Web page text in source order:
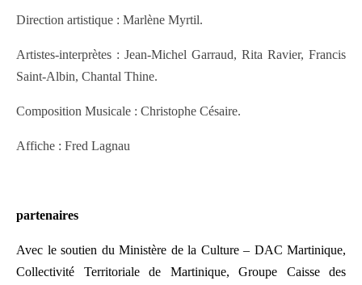
Direction artistique : Marlène Myrtil.
Artistes-interprètes : Jean-Michel Garraud, Rita Ravier, Francis
Saint-Albin, Chantal Thine.
Composition Musicale : Christophe Césaire.
Affiche : Fred Lagnau
partenaires
Avec le soutien du Ministère de la Culture – DAC Martinique,
Collectivité Territoriale de Martinique, Groupe Caisse des